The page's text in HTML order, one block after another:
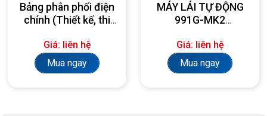
Bảng phân phối điện
chính (Thiết kế, thi
yêu cầu)
Giá: liên hệ
Mua ngay
MÁY LÁI TỰ ĐỘNG
991G-MK2
Giá: liên hệ
Mua ngay